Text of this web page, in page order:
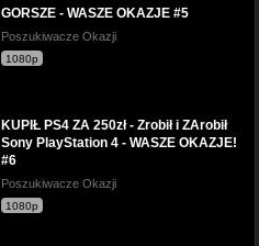
GORSZE - WASZE OKAZJE #5
Poszukiwacze Okazji
1080p
KUPIŁ PS4 ZA 250zł - Zrobił i ZArobił
Sony PlayStation 4 - WASZE OKAZJE!
#6
Poszukiwacze Okazji
1080p